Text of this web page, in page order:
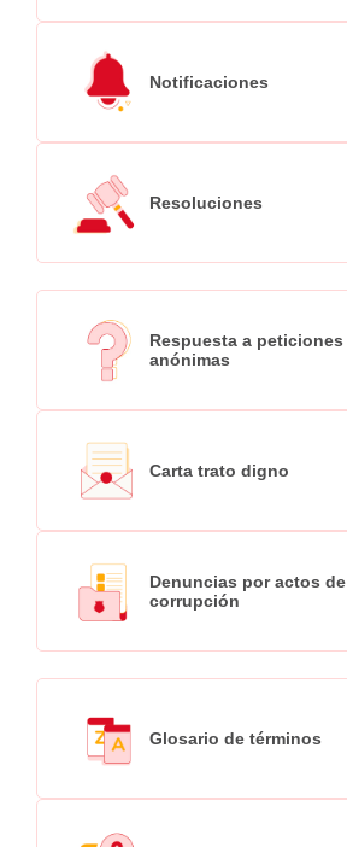
Notificaciones
Resoluciones
Respuesta a peticiones
anónimas
Carta trato digno
Denuncias por actos de
corrupción
Glosario de términos